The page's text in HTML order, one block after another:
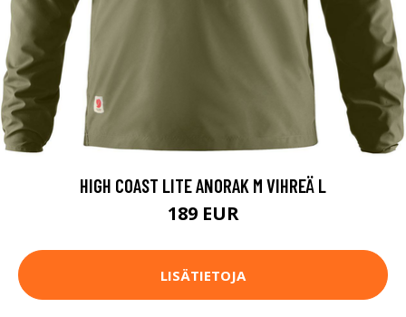
HIGH COAST LITE ANORAK M VIHREÄ L
189 EUR
LISÄTIETOJA